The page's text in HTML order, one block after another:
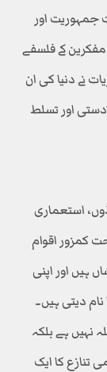
جمہوریت اور
کے فلسفے
نے دنیا کی ان
اور تسلط
استعماری
کمزور اقوام
ہیں اور اپنی
دیتی ہیں۔
نہیں ہے بلکہ
تنازع کا ایک